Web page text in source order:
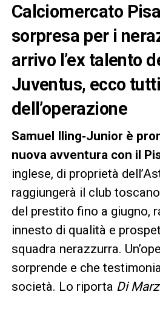
Calciomercato
sorpresa per i
arrivo l’ex talento
Juventus, ecco
dell’operazione
Samuel Iling‑Junior è
nuova avventura con il
inglese, di proprietà
raggiungerà il club
del prestito fino a giugno,
innesto di qualità e
squadra nerazzurra.
sorprende e che
società. Lo riporta Di